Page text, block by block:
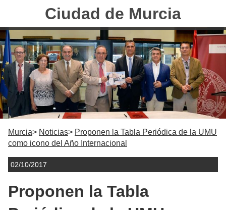
Ciudad de Murcia
Murcia Noticias
Proponen la Tabla Periódica de la UMU
como icono del Año Internacional
02/10/2017
Proponen la Tabla